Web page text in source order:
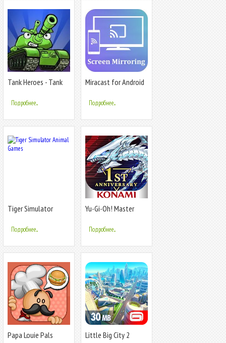
Tank Heroes - Tank
Подробнее...
Miracast for Android
Подробнее...
Tiger Simulator
Подробнее...
Yu-Gi-Oh! Master
Подробнее...
Papa Louie Pals Little Big City 2